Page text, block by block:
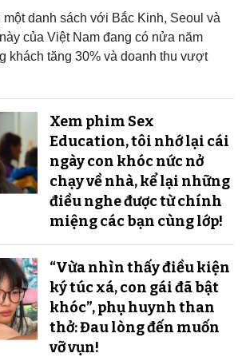
một danh sách với Bắc Kinh, Seoul và
của Việt Nam đang có nửa năm
khách tăng 30% và doanh thu vượt
Xem phim Sex
Education, tôi nhớ lại cái
ngày con khóc nức nở
chạy về nhà, kể lại những
điều nghe được từ chính
miệng các bạn cùng lớp!
“Vừa nhìn thấy điều kiện
ký túc xá, con gái đã bật
khóc”, phụ huynh than
thở: Đau lòng đến muốn
vỡ vụn!